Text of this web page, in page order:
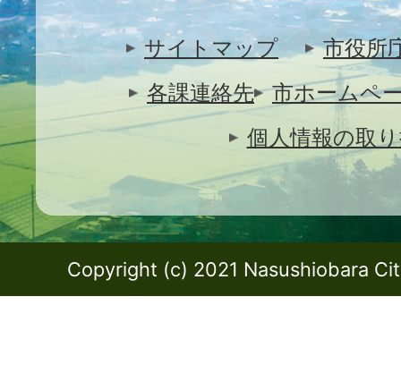
サイトマップ
市役所
各課連絡先
市ホームペ
個人情報の取
Copyright (c) 2021 Nasushiobara